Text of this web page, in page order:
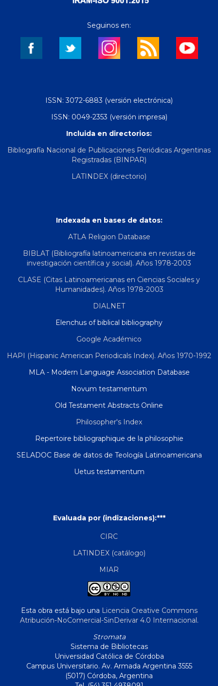
Seguinos en:
ISSN: 3072-6883 (versión electrónica)
ISSN: 0049-2353 (versión impresa)
Incluida en directorios:
Bibliografía Nacional de Publicaciones Periódicas Argentinas
Registradas (BINPAR)
LATINDEX (directorio)
Indexada en bases de datos:
ATLA Religion Database
BIBLAT (Bibliografía latinoamericana en revistas de
investigación científica y social). Años 1978-2003
CLASE (Citas Latinoamericanas en Ciencias Sociales y
Humanidades). Años 1978-2003
DIALNET
Elenchus of biblical bibliography
Google Académico
HAPI (Hispanic American Periodicals Index). Años 1970-1992
MLA - Modern Language Association Database
Novum testamentum
Old Testament Abstracts Online
Philosopher's Index
Repertoire bibliographique de la philosophie
SELADOC Base de datos de Teología Latinoamericana
Uetus testamentum
Evaluada por (indizaciones):***
CIRC
LATINDEX (catálogo)
MIAR
Esta obra está bajo una Licencia Creative Commons
Atribución-NoComercial-SinDerivar 4.0 Internacional.
Stromata
Sistema de Bibliotecas
Universidad Católica de Córdoba
Campus Universitario. Av. Armada Argentina 3555
(5017) Córdoba, Argentina